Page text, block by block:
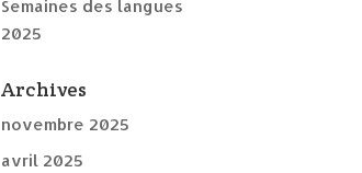
Semaines des langues
2025
Archives
novembre 2025
avril 2025